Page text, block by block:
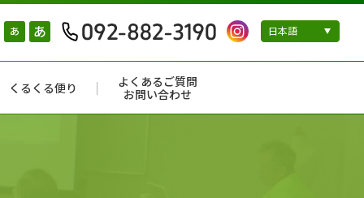
あ あ
くるくる便り
よくあるご質問
お問い合わせ